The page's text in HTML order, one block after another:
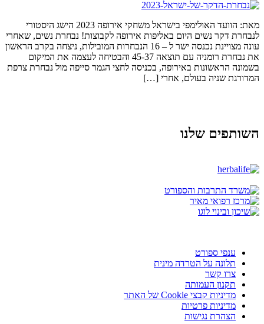
מאת: הוועד האולימפי בישראל משחקי אירופה 2023 הישג היסטורי
לנבחרת דקר נשים היום באליפות אירופה לקבוצות! נבחרת נשים, שאחרי
עונה מצויינת נכנסה ישר ל – 16 הנבחרות המובילות, ניצחה בקרב הראשון
את נבחרת רומניה עם תוצאה 45-37 והבטיחה לעצמה את המיקום
בשמונה הראשונות באירופה, בכניסה לחצי הגמר סייפה מול נבחרת צרפת
המדורגת שניה בעולם, אחרי […]
השותפים שלנו
ענפי ספורט
תלונה על הטרדה מינית
צרו קשר
תקנון העמותה
מדיניות קבצי Cookie של האתר
מדיניות פרטיות
הצהרת נגישות